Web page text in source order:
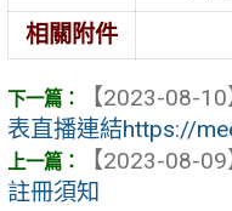
相關附件
【2023-08-10
表直播連結https://
【2023-08-09
註冊須知